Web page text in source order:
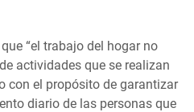
“el trabajo del hogar no
actividades que se realizan
con el propósito de garantizar
diario de las personas que